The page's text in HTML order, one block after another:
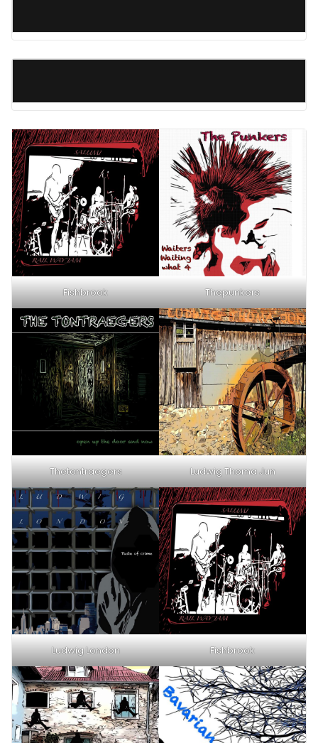
Fishbrook Thepunkers
Thetontraegers Ludwig Thoma Jun
Ludwig London Fishbrook